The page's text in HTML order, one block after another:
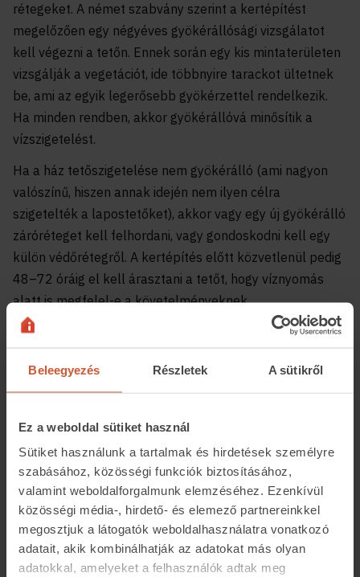
Beleegyezés Részletek A sütikről
Ez a weboldal sütiket használ
Sütiket használunk a tartalmak és hirdetések személyre
szabásához, közösségi funkciók biztosításához,
valamint weboldalforgalmunk elemzéséhez. Ezenkívül
közösségi média-, hirdető- és elemező partnereinkkel
megosztjuk a látogatók weboldalhasználatra vonatkozó
adatait, akik kombinálhatják az adatokat más olyan
adatokkal, amelyeket a felhasználók adtak meg
rétegeket. A német szabvány szerint a kertépítést
megelőzően egy négyéves gyökérállósági vizsgálatot
kell végezni a tetőn. Ennek során egy kis mintaterületen
vizsgálják a vegetációt, ide többnyire tarackot ültetnek
be, ami az egyik legerősebb gyökérzettel rendelkezik.
Ha minden rendben, akkor gyökérállóvá minősítik a
vízszigetelést.
Ha a ház tetőszigetelése nem gyökérálló (ami nagyon
valószínű, hiszen annak idején nem ilyen célra
szigetelték a lapostetőket), akkor vagy egy új gyökérálló
záróréteget kell felhordani, vagy gondoskodni kell egy
külön védőrétegről. A kertépítés előtt közvetlenül pedig
48–72 óráig el kell árasztani a tetőt, hogy víznyomás
alatt is megfelel-e a követelményeknek.
A tetőket többnyire gyökérálló, 1 mm-nél vastagabb,
kétrétegű bitumenes vagy PVC-vízszigeteléssel látják el.
Előbbi előnye, hogy a födémre hegesztett bitumenes
lemez sérülésekor a beázás a sérülés helyén keletkezik,
míg a PVC-s szigetelésnél a sérülés helyétől távolabb, a
lemezek, ahol a gyökérsav és a fémrészecske által
kiváltott elektromosság téríti el a gyökércsúcsot.
Megosztás: